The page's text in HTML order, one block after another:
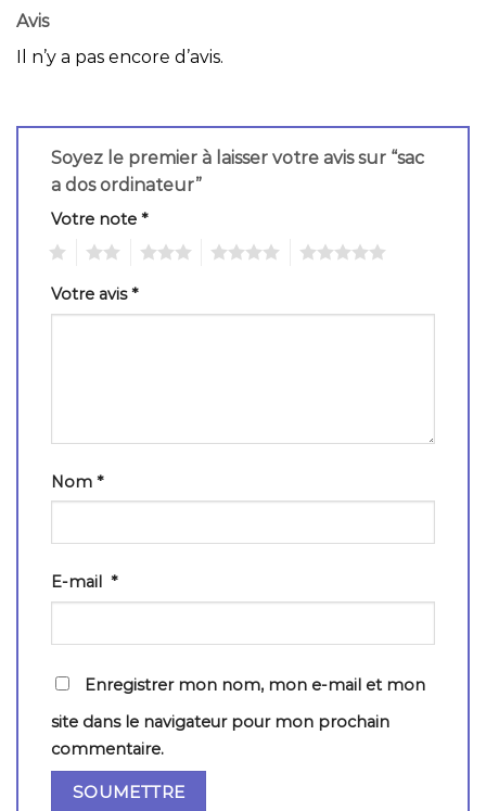
Avis
Il n’y a pas encore d’avis.
Soyez le premier à laisser votre avis sur “sac
a dos ordinateur”
Votre note *
Votre avis*
Nom *
E-mail *
Enregistrer mon nom, mon e-mail et mon
site dans le navigateur pour mon prochain
commentaire.